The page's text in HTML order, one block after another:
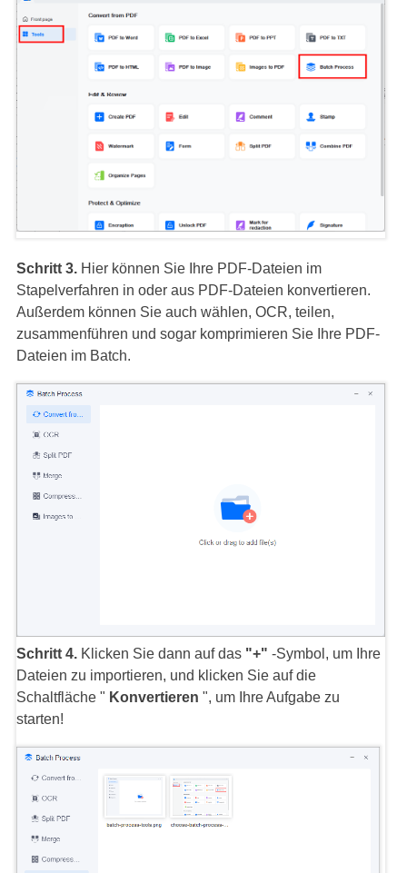
Schritt 3. Hier können Sie Ihre PDF-Dateien im
Stapelverfahren in oder aus PDF-Dateien konvertieren.
Außerdem können Sie auch wählen, OCR, teilen,
zusammenführen und sogar komprimieren Sie Ihre PDF-
Dateien im Batch.
Schritt 4.Klicken Sie dann auf das "+" -Symbol, um Ihre
Dateien zu importieren, und klicken Sie auf die
Schaltfläche " Konvertieren ", um Ihre Aufgabe zu
starten!